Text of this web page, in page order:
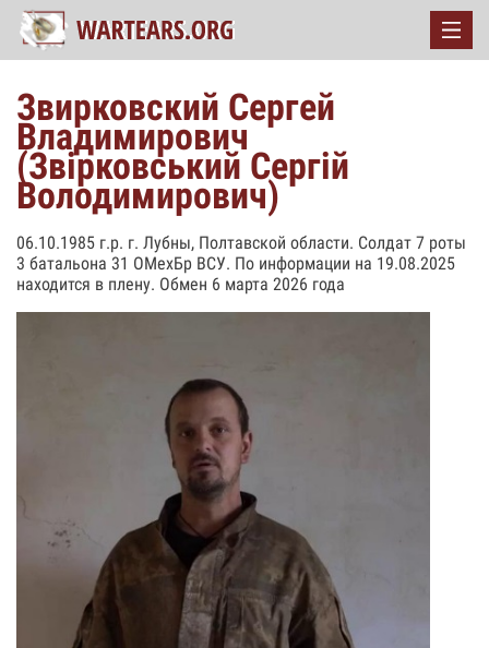
Звирковский Сергей
Владимирович
(Звірковський Сергій
Володимирович)
06.10.1985 г.р. г. Лубны, Полтавской области. Солдат 7 роты
3 батальона 31 ОМехБр ВСУ. По информации на 19.08.2025
находится в плену. Обмен 6 марта 2026 года